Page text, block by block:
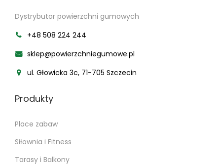
Dystrybutor powierzchni gumowych
+48 508 224 244
sklep@powierzchniegumowe.pl
ul. Głowicka 3c, 71-705 Szczecin
Produkty
Place zabaw
Siłownia i Fitness
Tarasy i Balkony